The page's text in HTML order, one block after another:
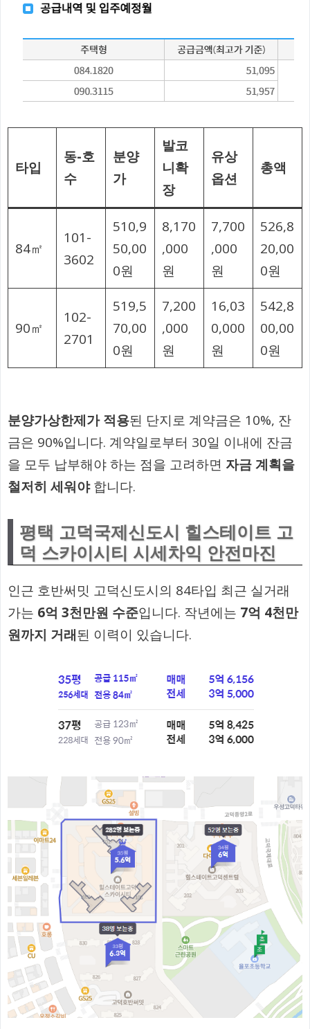
타입
동-호
수
분양
가
발코
니확
장
유상
옵션
총액
84㎡
101-
3602
510,9
50,00
0원
8,170
,000
원
7,700
,000
원
526,8
20,00
0원
90㎡
102-
2701
519,5
70,00
0원
7,200
,000
원
16,03
0,000
원
542,8
00,00
0원
분양가상한제가 적용된 단지로 계약금은 10%, 잔
금은 90%입니다. 계약일로부터 30일 이내에 잔금
을 모두 납부해야 하는 점을 고려하면 자금 계획을
철저히 세워야합니다.
평택 고덕국제신도시 힐스테이트 고
덕 스카이시티 시세차익 안전마진
인근 호반써밋 고덕신도시의 84타입 최근 실거래
가는 6억 3천만원 수준입니다. 작년에는 7억 4천만
원까지 거래된 이력이 있습니다.